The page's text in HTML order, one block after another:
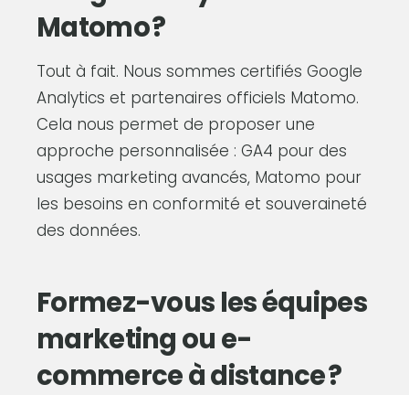
Matomo ?
Tout à fait. Nous sommes certifiés Google
Analytics et partenaires officiels Matomo.
Cela nous permet de proposer une
approche personnalisée : GA4 pour des
usages marketing avancés, Matomo pour
les besoins en conformité et souveraineté
des données.
Formez-vous les équipes
marketing ou e-
commerce à distance ?